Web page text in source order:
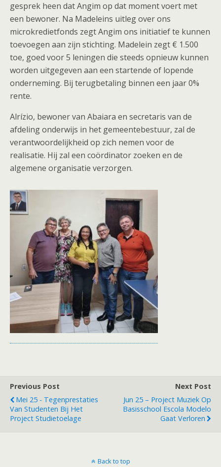
gesprek heen dat Angim op dat moment voert met
een bewoner. Na Madeleins uitleg over ons
microkredietfonds zegt Angim ons initiatief te kunnen
toevoegen aan zijn stichting. Madelein zegt € 1.500
toe, goed voor 5 leningen die steeds opnieuw kunnen
worden uitgegeven aan een startende of lopende
onderneming. Bij terugbetaling binnen een jaar 0%
rente.
Alrízio, bewoner van Abaiara en secretaris van de
afdeling onderwijs in het gemeentebestuur, zal de
verantwoordelijkheid op zich nemen voor de
realisatie. Hij zal een coördinator zoeken en de
algemene organisatie verzorgen.
Previous Post
Mei 25 - Tegenprestaties
Van Studenten Bij Het
Project Studietoelage
Next Post
Jun 25 – Project Muziek Op
Basisschool Escola Modelo
Gaat Verloren
Back to top